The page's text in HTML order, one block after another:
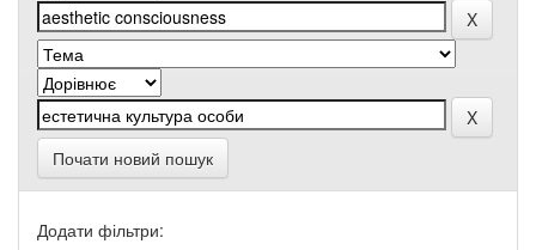
Почати новий пошук
Додати фільтри: